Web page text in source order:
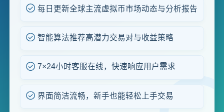
每日更新全球主流虚拟币市场动态与分析报告
智能算法推荐高潜力交易对与收益策略
7×24小时客服在线，快速响应用户需求
界面简洁流畅，新手也能轻松上手交易